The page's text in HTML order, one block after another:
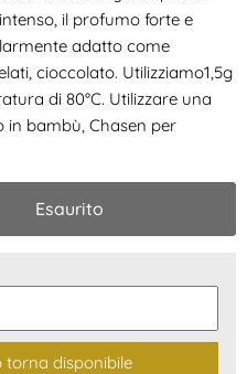
il profumo forte e
adatto come
cioccolato. Utilizziamo1,5g
di 80°C. Utilizzare una
in bambù, Chasen per
Esaurito
disponibile